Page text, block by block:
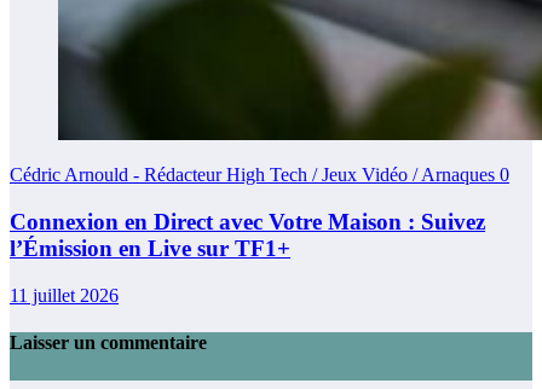
Cédric Arnould - Rédacteur High Tech / Jeux Vidéo / Arnaques 0
Connexion en Direct avec Votre Maison : Suivez
l’Émission en Live sur TF1+
11 juillet 2026
Laisser un commentaire